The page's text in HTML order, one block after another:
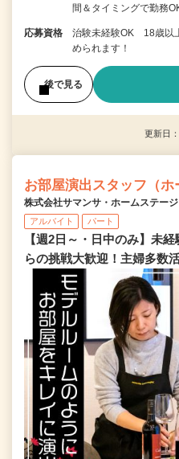
間＆タイミングで勤務
応募資格
治験未経験OK 18歳以
められます！
後で見る
更新日
お部屋演出スタッフ（ホ
株式会社サマンサ・ホームステー
アルバイト パート
【週2日～・日中のみ】未
らの挑戦大歓迎！主婦多数